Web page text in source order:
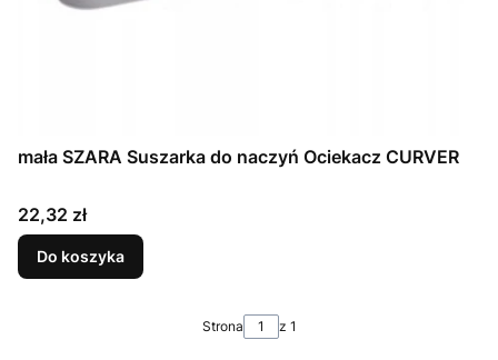
mała SZARA Suszarka do naczyń Ociekacz CURVER
Cena
22,32 zł
Do koszyka
Strona z 1